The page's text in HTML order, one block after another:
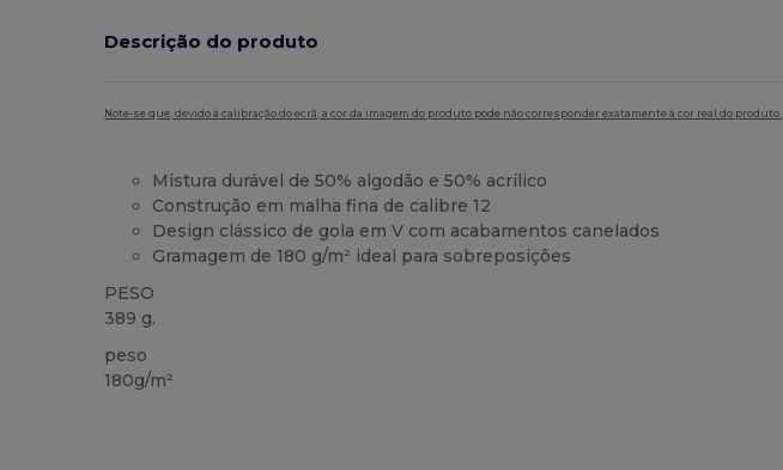
Descrição do produto
Note-se que, devido à calibração do ecrã, a cor da imagem do produto pode não corresponder exatamente à cor real do produto.
Mistura durável de 50% algodão e 50% acrílico
Construção em malha fina de calibre 12
Design clássico de gola em V com acabamentos canelados
Gramagem de 180 g/m² ideal para sobreposições
PESO
389 g.
peso
180g/m²